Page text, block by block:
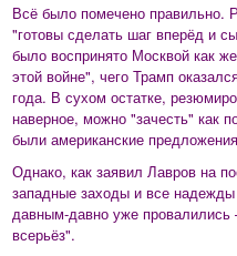
Всё было помечено правильно.
"готовы сделать шаг вперёд и
было воспринято Москвой как
этой войне", чего Трамп
года. В сухом остатке,
наверное, можно "зачесть" как
были американские
Однако, как заявил Лавров на
западные заходы и все надежды
давным-давно уже провалились
всерьёз".